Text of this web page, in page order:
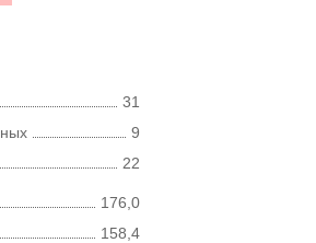
31
9
22
176,0
158,4